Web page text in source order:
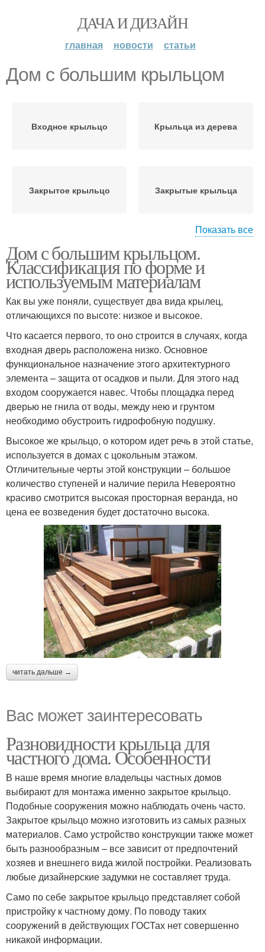
ДАЧА И ДИЗАЙН
главная новости статьи
Дом с большим крыльцом
Входное крыльцо Крыльца из дерева
Закрытое крыльцо Закрытые крыльца
Решения для закрытого
крыльца
Показать все
Дом с большим крыльцом.
Классификация по форме и
используемым материалам
Как вы уже поняли, существует два вида крылец,
отличающихся по высоте: низкое и высокое.
Что касается первого, то оно строится в случаях, когда
входная дверь расположена низко. Основное
функциональное назначение этого архитектурного
элемента – защита от осадков и пыли. Для этого над
входом сооружается навес. Чтобы площадка перед
дверью не гнила от воды, между нею и грунтом
необходимо обустроить гидрофобную подушку.
Высокое же крыльцо, о котором идет речь в этой статье,
используется в домах с цокольным этажом.
Отличительные черты этой конструкции – большое
количество ступеней и наличие перила Невероятно
красиво смотрится высокая просторная веранда, но
цена ее возведения будет достаточно высока.
читать дальше →
Вас может заинтересовать
Разновидности крыльца для
частного дома. Особенности
В наше время многие владельцы частных домов
выбирают для монтажа именно закрытое крыльцо.
Подобные сооружения можно наблюдать очень часто.
Закрытое крыльцо можно изготовить из самых разных
материалов. Само устройство конструкции также может
быть разнообразным – все зависит от предпочтений
хозяев и внешнего вида жилой постройки. Реализовать
любые дизайнерские задумки не составляет труда.
Само по себе закрытое крыльцо представляет собой
пристройку к частному дому. По поводу таких
сооружений в действующих ГОСТах нет совершенно
никакой информации.